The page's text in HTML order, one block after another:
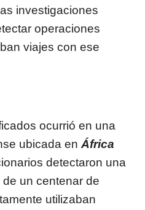
investigaciones
operaciones
viajes con ese
ocurrió en una
ubicada en África
detectaron una
un centenar de
utilizaban